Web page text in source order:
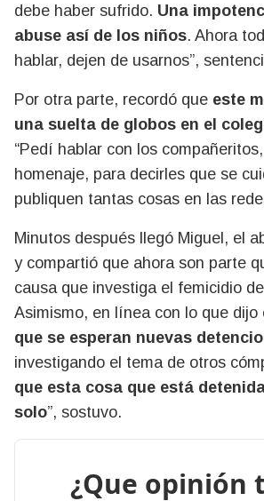
debe haber sufrido. Una
abuse así de los niños. Ahora
hablar, dejen de usarnos”,
Por otra parte, recordó que este
una suelta de globos en el
“Pedí hablar con los
homenaje, para decirles que se
publiquen tantas cosas en las
Minutos después llegó Miguel, el
y compartió que ahora son parte
causa que investiga el femicidio
Asimismo, en línea con lo que dijo
que se esperan nuevas
investigando el tema de otros
que esta cosa que está
solo”, sostuvo.
¿Que opinión